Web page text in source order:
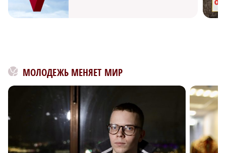
МОЛОДЕЖЬ МЕНЯЕТ МИР